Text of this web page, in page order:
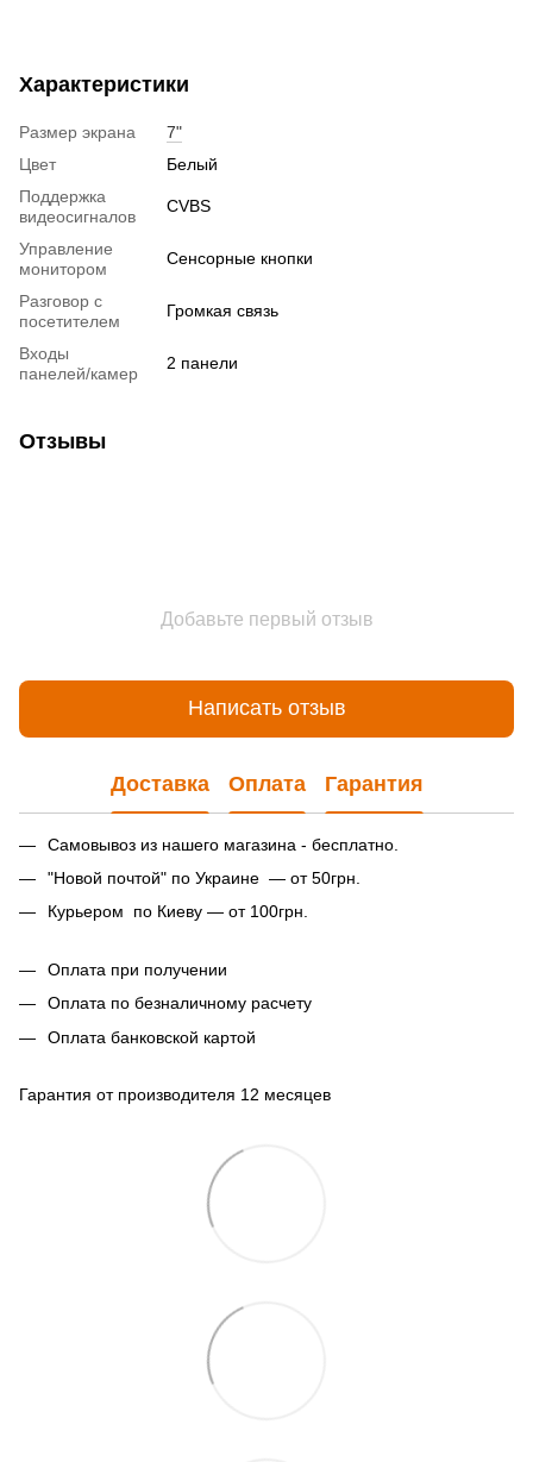
Характеристики
Размер экрана
7"
Цвет
Белый
Поддержка
видеосигналов
CVBS
Управление
монитором
Сенсорные кнопки
Разговор с
посетителем
Громкая связь
Входы
панелей/камер
2 панели
Отзывы
Добавьте первый отзыв
Написать отзыв
Доставка Оплата Гарантия
Самовывоз из нашего магазина - бесплатно.
"Новой почтой" по Украине — от 50грн.
Курьером по Киеву — от 100грн.
Оплата при получении
Оплата по безналичному расчету
Оплата банковской картой
Гарантия от производителя 12 месяцев